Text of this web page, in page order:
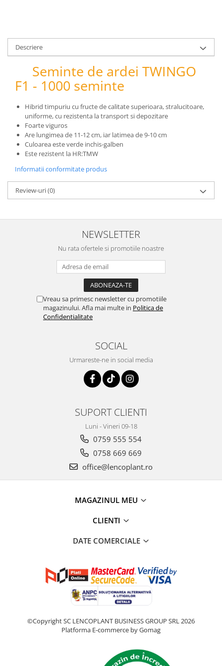
Prese de rulmenti hidraulice
Prese de indoit tevi hidraulice
Echipamente electrice
Benzi izolatoare
Polizoare unghiulare
Echipamente auto
Unelte de mana
Scule pneumatice
& Truse reparatii caroserie
Cabluri si incarcatoare acumulator
Echipamente de ridicat
Echipamente de curatenie
Descriere
Seminte de ardei TWINGO
F1 - 1000 seminte
Hibrid timpuriu cu fructe de calitate superioara, stralucitoare,
uniforme, cu rezistenta la transport si depozitare
Foarte viguros
Are lungimea de 11-12 cm, iar latimea de 9-10 cm
Culoarea este verde inchis-galben
Este rezistent la HR:TMW
Informatii conformitate produs
Review-uri(0)
NEWSLETTER
Nu rata ofertele si promotiile noastre
Vreau sa primesc newsletter cu promotiile
magazinului. Afla mai multe in Politica de
Confidentialitate
SOCIAL
Urmareste-ne in social media
SUPORT CLIENTI
Luni - Vineri 09-18
0759 555 554
0758 669 669
office@lencoplant.ro
MAGAZINUL MEU
CLIENTI
DATE COMERCIALE
©Copyright SC LENCOPLANT BUSINESS GROUP SRL 2026
Platforma E-commerce by Gomag